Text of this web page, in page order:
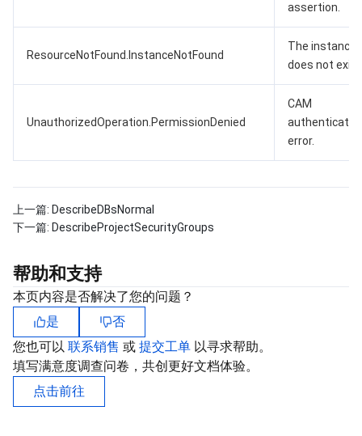
assertion.
ResourceNotFound.InstanceNotFound
The instance
does not
UnauthorizedOperation.PermissionDenied
CAM
error.
上一篇: DescribeDBsNormal
下一篇: DescribeProjectSecurityGroups
帮助和支持
本页内容是否解决了您的问题？
是
否
您也可以 联系销售 或 提交工单 以寻求帮助。
填写满意度调查问卷，共创更好文档体验。
点击前往